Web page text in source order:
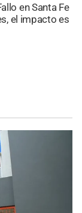
en Santa Fe
el impacto es